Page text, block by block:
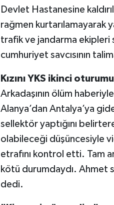
Devlet Hastanesine
rağmen kurtarılamayarak
trafik ve jandarma ekipleri
cumhuriyet savcısının
Kızını YKS ikinci
Arkadaşının ölüm
Alanya’dan Antalya’ya
sellektör yaptığını
olabileceği düşüncesiyle
etrafını kontrol etti. Tam
kötü durumdaydı. Ahmet
dedi.